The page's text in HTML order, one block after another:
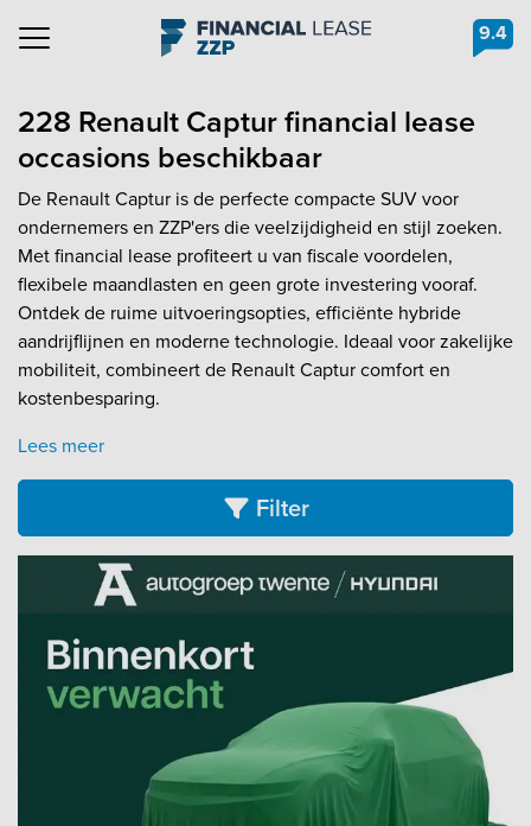
Navigation 9.4
228 Renault Captur financial lease
occasions beschikbaar
De Renault Captur is de perfecte compacte SUV voor
ondernemers en ZZP'ers die veelzijdigheid en stijl zoeken.
Met financial lease profiteert u van fiscale voordelen,
flexibele maandlasten en geen grote investering vooraf.
Ontdek de ruime uitvoeringsopties, efficiënte hybride
aandrijflijnen en moderne technologie. Ideaal voor zakelijke
mobiliteit, combineert de Renault Captur comfort en
kostenbesparing.
Lees meer
Filter